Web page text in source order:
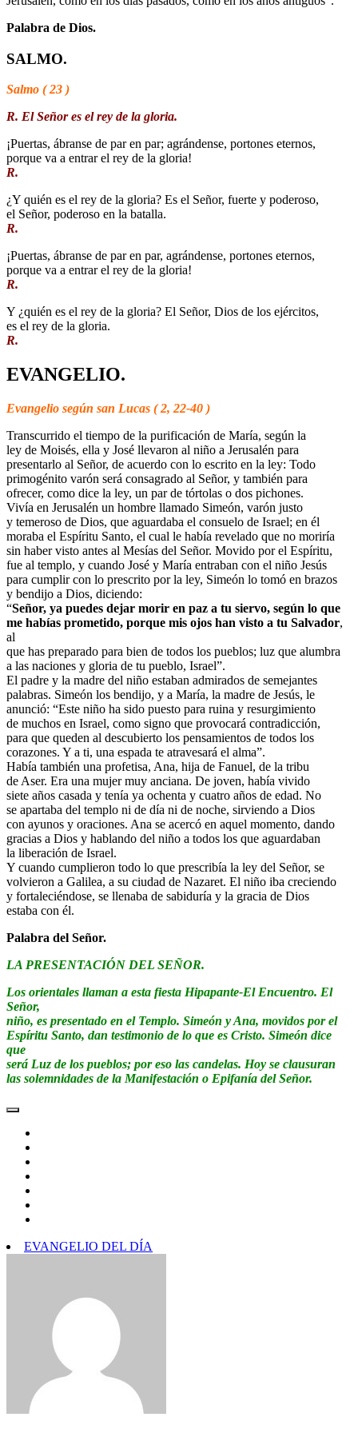
Palabra de Dios.
SALMO.
Salmo ( 23 )
R. El Señor es el rey de la gloria.
¡Puertas, ábranse de par en par; agrándense, portones eternos,
porque va a entrar el rey de la gloria!
R.
¿Y quién es el rey de la gloria? Es el Señor, fuerte y poderoso,
el Señor, poderoso en la batalla.
R.
¡Puertas, ábranse de par en par, agrándense, portones eternos,
porque va a entrar el rey de la gloria!
R.
Y ¿quién es el rey de la gloria? El Señor, Dios de los ejércitos,
es el rey de la gloria.
R.
EVANGELIO.
Evangelio según san Lucas ( 2, 22-40 )
Transcurrido el tiempo de la purificación de María, según la
ley de Moisés, ella y José llevaron al niño a Jerusalén para
presentarlo al Señor, de acuerdo con lo escrito en la ley: Todo
primogénito varón será consagrado al Señor, y también para
ofrecer, como dice la ley, un par de tórtolas o dos pichones.
Vivía en Jerusalén un hombre llamado Simeón, varón justo
y temeroso de Dios, que aguardaba el consuelo de Israel; en él
moraba el Espíritu Santo, el cual le había revelado que no moriría
sin haber visto antes al Mesías del Señor. Movido por el Espíritu,
fue al templo, y cuando José y María entraban con el niño Jesús
para cumplir con lo prescrito por la ley, Simeón lo tomó en brazos
y bendijo a Dios, diciendo:
“Señor, ya puedes dejar morir en paz a tu siervo, según lo que
me habías prometido, porque mis ojos han visto a tu Salvador,
al
que has preparado para bien de todos los pueblos; luz que alumbra
a las naciones y gloria de tu pueblo, Israel”.
El padre y la madre del niño estaban admirados de semejantes
palabras. Simeón los bendijo, y a María, la madre de Jesús, le
anunció: “Este niño ha sido puesto para ruina y resurgimiento
de muchos en Israel, como signo que provocará contradicción,
para que queden al descubierto los pensamientos de todos los
corazones. Y a ti, una espada te atravesará el alma”.
Había también una profetisa, Ana, hija de Fanuel, de la tribu
de Aser. Era una mujer muy anciana. De joven, había vivido
siete años casada y tenía ya ochenta y cuatro años de edad. No
se apartaba del templo ni de día ni de noche, sirviendo a Dios
con ayunos y oraciones. Ana se acercó en aquel momento, dando
gracias a Dios y hablando del niño a todos los que aguardaban
la liberación de Israel.
Y cuando cumplieron todo lo que prescribía la ley del Señor, se
volvieron a Galilea, a su ciudad de Nazaret. El niño iba creciendo
y fortaleciéndose, se llenaba de sabiduría y la gracia de Dios
estaba con él.
Palabra del Señor.
LA PRESENTACIÓN DEL SEÑOR.
Los orientales llaman a esta fiesta Hipapante-El Encuentro. El
Señor,
niño, es presentado en el Templo. Simeón y Ana, movidos por el
Espíritu Santo, dan testimonio de lo que es Cristo. Simeón dice
que
será Luz de los pueblos; por eso las candelas. Hoy se clausuran
las solemnidades de la Manifestación o Epifanía del Señor.
EVANGELIO DEL DÍA